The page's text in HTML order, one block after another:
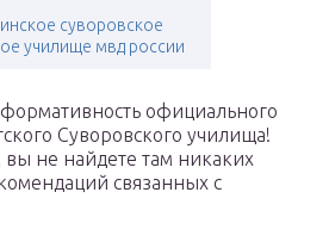
суворовское
училище мвд россии
официального
Суворовского училища!
вы не найдете там никаких
связанных с